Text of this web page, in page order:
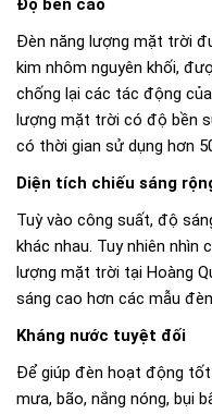
Độ bền cao
Đèn năng lượng mặt trời
kim nhôm nguyên khối,
chống lại các tác động
lượng mặt trời có độ bền
có thời gian sử dụng hơn
Diện tích chiếu sáng
Tuỳ vào công suất, độ
khác nhau. Tuy nhiên
lượng mặt trời tại Hoàng
sáng cao hơn các mẫu
Kháng nước tuyệt đối
Để giúp đèn hoạt động
mưa, bão, nắng nóng, bụi